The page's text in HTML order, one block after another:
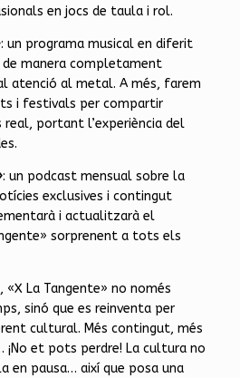
en jocs de taula i rol.
: un programa musical en diferit
manera completament
atenció al metal. A més, farem
i festivals per compartir
real, portant l’experiència del
: un podcast mensual sobre la
exclusives i contingut
i actualitzarà el
sorprenent a tots els
La Tangente» no només
sinó que es reinventa per
cultural. Més contingut, més
et pots perdre! La cultura no
en pausa… així que posa una